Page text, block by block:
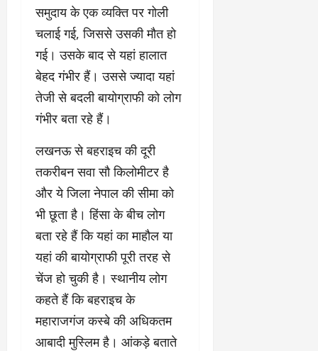
समुदाय के एक व्यक्ति पर गोली
चलाई गई, जिससे उसकी मौत हो
गई। उसके बाद से यहां हालात
बेहद गंभीर हैं। उससे ज्यादा यहां
तेजी से बदली बायोग्राफी को लोग
गंभीर बता रहे हैं।
लखनऊ से बहराइच की दूरी
तकरीबन सवा सौ किलोमीटर है
और ये जिला नेपाल की सीमा को
भी छूता है। हिंसा के बीच लोग
बता रहे हैं कि यहां का माहौल या
यहां की बायोग्राफी पूरी तरह से
चेंज हो चुकी है। स्थानीय लोग
कहते हैं कि बहराइच के
महाराजगंज कस्बे की अधिकतम
आबादी मुस्लिम है। आंकड़े बताते